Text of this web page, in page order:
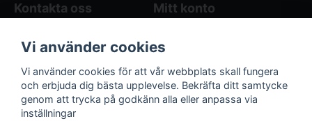
Kontakta oss
Butikens öppettider
Kontakta oss
Mitt konto
Registrera dig
Följ oss på sociala
Våra räkneverktyg
Vi använder cookies
Vi använder cookies för att vår webbplats skall fungera
och erbjuda dig bästa upplevelse. Bekräfta ditt samtycke
genom att trycka på godkänn alla eller anpassa via
inställningar